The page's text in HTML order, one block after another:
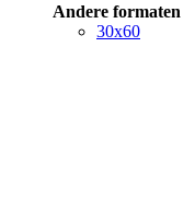
Andere formaten
30x60